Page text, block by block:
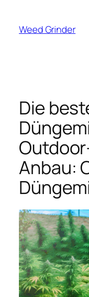
springen
Weed Grinder
Die
Anbau: